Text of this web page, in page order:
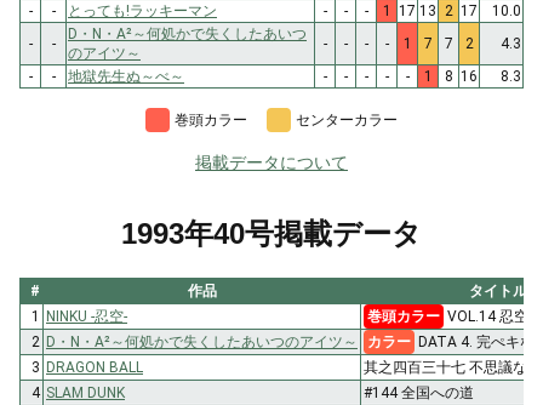
-
- とっても!ラッキーマン - - - 1 17 13 2 17
10.0
-
-
D・N・A²～何処かで失くしたあいつ
のアイツ～
- - - - 1 7 7 2
4.3
-
- 地獄先生ぬ～べ～ - - - - - 1 8 16 8.3
巻頭カラー センターカラー
掲載データについて
1993年40号掲載データ
# 作品
タイトル
1 NINKU -忍空- 巻頭カラー VOL.14 忍空
2 D・N・A²～何処かで失くしたあいつのアイツ～ カラー DATA 4. 完ぺキな
3 DRAGON BALL
其之四百三十七 不思議な
4 SLAM DUNK
#144 全国への道